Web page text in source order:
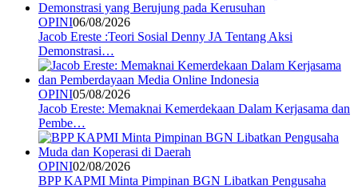
OPINI06/08/2026
Jacob Ereste :Teori Sosial Denny JA Tentang Aksi
Demonstrasi…
OPINI05/08/2026
Jacob Ereste: Memaknai Kemerdekaan Dalam Kerjasama dan
Pembe…
OPINI02/08/2026
BPP KAPMI Minta Pimpinan BGN Libatkan Pengusaha